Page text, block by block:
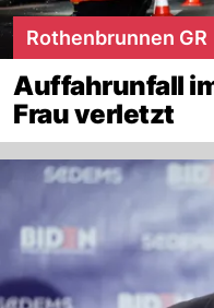
Rothenbrunnen GR
Auffahrunfall
Frau verletzt